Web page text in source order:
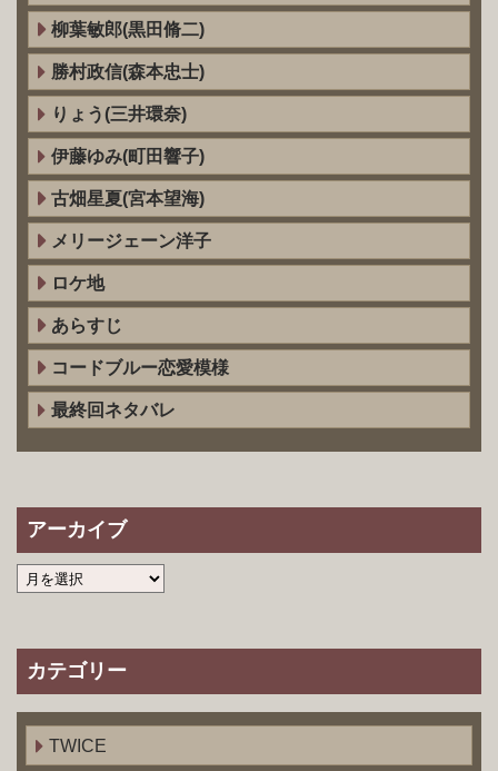
柳葉敏郎(黒田脩二)
勝村政信(森本忠士)
りょう(三井環奈)
伊藤ゆみ(町田響子)
古畑星夏(宮本望海)
メリージェーン洋子
ロケ地
あらすじ
コードブルー恋愛模様
最終回ネタバレ
アーカイブ
カテゴリー
TWICE